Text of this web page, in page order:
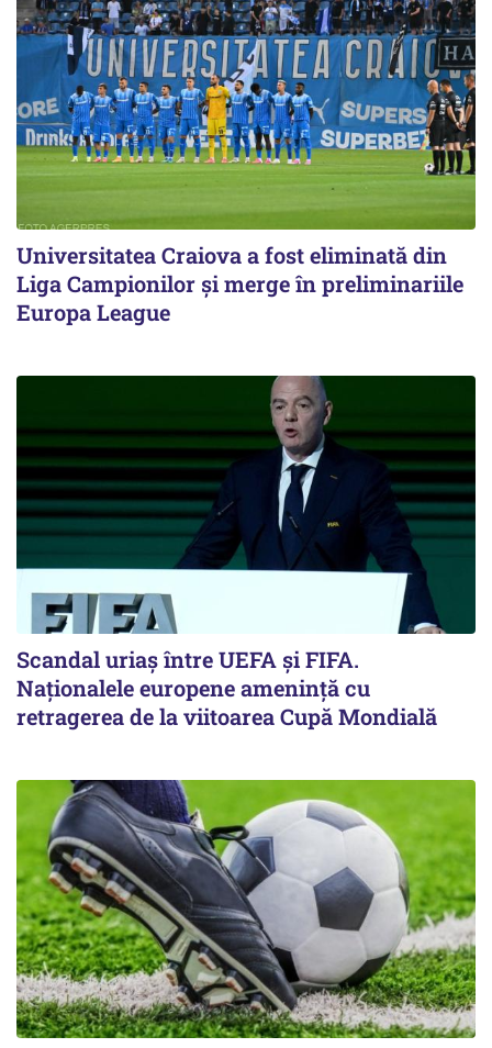
Universitatea Craiova a fost eliminată din
Liga Campionilor şi merge în preliminariile
Europa League
Scandal uriaş între UEFA şi FIFA.
Naţionalele europene ameninţă cu
retragerea de la viitoarea Cupă Mondială